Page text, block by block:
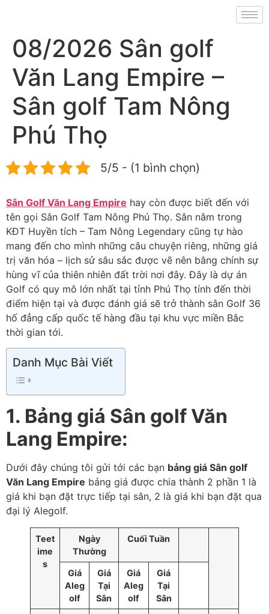
08/2026 Sân golf
Văn Lang Empire –
Sân golf Tam Nông
Phú Thọ
5/5 - (1 bình chọn)
Sân Golf Văn Lang Empire hay còn được biết đến với
tên gọi Sân Golf Tam Nông Phú Thọ. Sân nằm trong
KĐT Huyền tích – Tam Nông Legendary cũng tự hào
mang đến cho mình những câu chuyện riêng, những giá
trị văn hóa – lịch sử sâu sắc được vẽ nên bằng chính sự
hùng vĩ của thiên nhiên đất trời nơi đây. Đây là dự án
Golf có quy mô lớn nhất tại tỉnh Phú Thọ tính đến thời
điểm hiện tại và được đánh giá sẽ trở thành sân Golf 36
hố đẳng cấp quốc tế hàng đầu tại khu vực miền Bắc
thời gian tới.
Danh Mục Bài Viết
1. Bảng giá Sân golf Văn
Lang Empire:
Dưới đây chúng tôi gửi tới các bạn bảng giá Sân golf
Văn Lang Empire bảng giá được chia thành 2 phần 1 là
giá khi bạn đặt trực tiếp tại sân, 2 là giá khi bạn đặt qua
đại lý Alegolf.
Teet
ime
s
Ngày
Thường
Cuối Tuần
Giá
Aleg
olf
Giá
Tại
Sân
Giá
Aleg
olf
Giá
Tại
Sân